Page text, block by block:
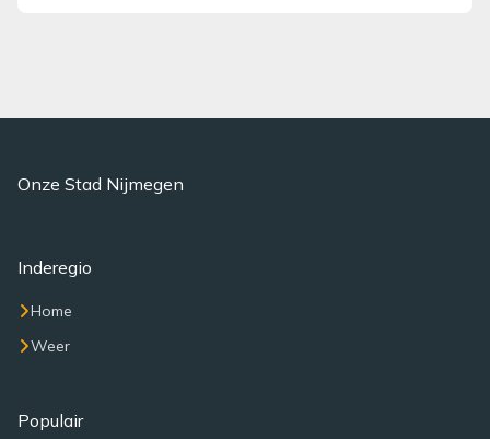
Onze Stad Nijmegen
Inderegio
Home
Weer
Populair